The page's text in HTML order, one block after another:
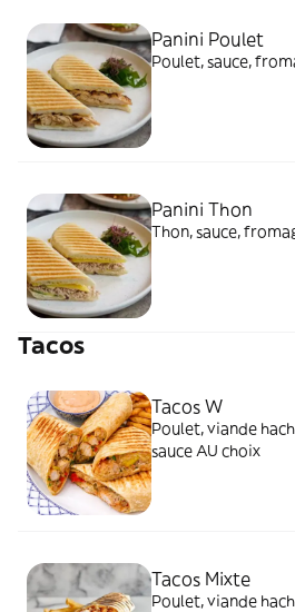
Panini Poulet
Poulet, sauce,
Panini Thon
Thon, sauce,
Tacos
Tacos W
Poulet, viande
sauce AU choix
Tacos Mixte
Poulet, viande